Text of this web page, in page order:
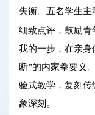
失衡。五名学生主
细致点评，鼓励青
我的一步，在亲身
断”的内家拳要义
验式教学，复刻
象深刻。